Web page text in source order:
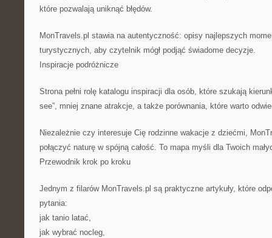
które pozwalają uniknąć błędów.
MonTravels.pl stawia na autentyczność: opisy najlepszych
turystycznych, aby czytelnik mógł podjąć świadome decyzje.
Inspiracje podróżnicze
Strona pełni rolę katalogu inspiracji dla osób, które szukają
see”, mniej znane atrakcje, a także porównania, które warto
Niezależnie czy interesuje Cię rodzinne wakacje z dziećmi,
połączyć naturę w spójną całość. To mapa myśli dla Twoich
Przewodnik krok po kroku
Jednym z filarów MonTravels.pl są praktyczne artykuły, które
pytania:
jak tanio latać,
jak wybrać nocleg,